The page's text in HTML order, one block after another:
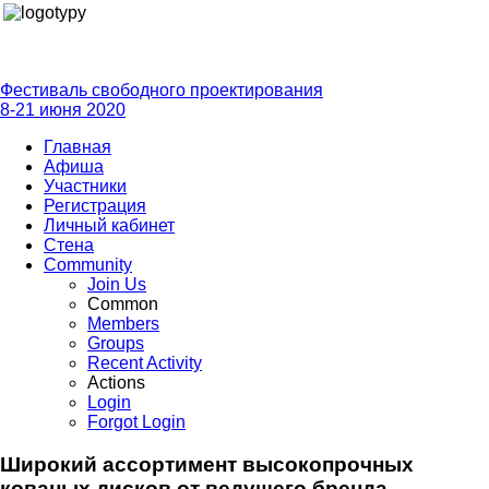
Фестиваль свободного проектирования
8-21 июня 2020
Главная
Афиша
Участники
Регистрация
Личный кабинет
Стена
Community
Join Us
Common
Members
Groups
Recent Activity
Actions
Login
Forgot Login
Широкий ассортимент высокопрочных